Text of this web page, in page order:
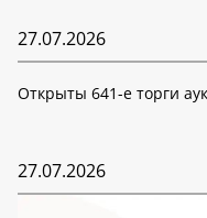
27.07.2026
Открыты 641-е торги
27.07.2026